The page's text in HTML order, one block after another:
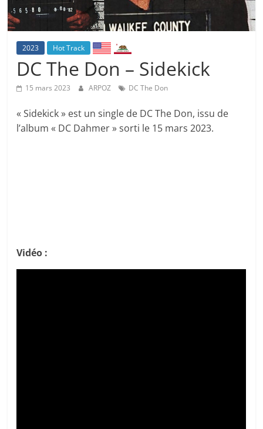
2023 Hot Track
DC The Don – Sidekick
15 mars 2023 ARPOZ DC The Don
« Sidekick » est un single de DC The Don, issu de
l’album « DC Dahmer » sorti le 15 mars 2023.
Vidéo :